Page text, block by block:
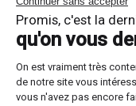
Compléter les
Complétez les
correcte du
parenthèses :
She couldn't